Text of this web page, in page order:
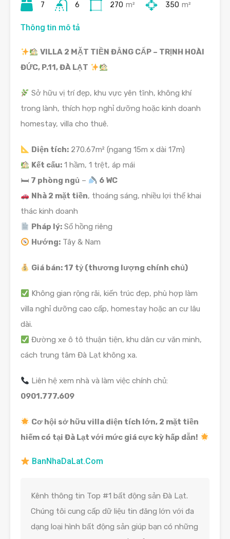
7 6 270 m² 350 m²
Thông tin mô tả
VILLA 2 MẶT TIỀN ĐẲNG CẤP – TRỊNH HOÀI
ĐỨC, P.11, ĐÀ LẠT
Sở hữu vị trí đẹp, khu vực yên tĩnh, không khí
trong lành, thích hợp nghỉ dưỡng hoặc kinh doanh
homestay, villa cho thuê.
Diện tích: 270.67m² (ngang 15m x dài 17m)
Kết cấu: 1 hầm, 1 trệt, áp mái
🛏 7 phòng ngủ –
6 WC
Nhà 2 mặt tiền, thoáng sáng, nhiều lợi thế khai
thác kinh doanh
Pháp lý: Sổ hồng riêng
Hướng: Tây & Nam
Giá bán: 17 tỷ (thương lượng chính chủ)
Không gian rộng rãi, kiến trúc đẹp, phù hợp làm
villa nghỉ dưỡng cao cấp, homestay hoặc an cư lâu
dài.
Đường xe ô tô thuận tiện, khu dân cư văn minh,
cách trung tâm Đà Lạt không xa.
Liên hệ xem nhà và làm việc chính chủ:
0901.777.609
Cơ hội sở hữu villa diện tích lớn, 2 mặt tiền
hiếm có tại Đà Lạt với mức giá cực kỳ hấp dẫn!
BanNhaDaLat.Com
Kênh thông tin Top #1 bất động sản Đà Lạt.
Chúng tôi cung cấp dữ liệu tin đăng lớn với đa
dạng loại hình bất động sản giúp bạn có những